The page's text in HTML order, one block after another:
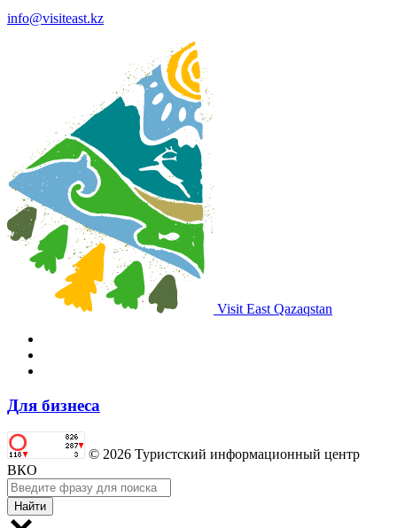
info@visiteast.kz
Visit East Qazaqstan
Для бизнеса
© 2026 Туристский информационный центр
ВКО
Найти